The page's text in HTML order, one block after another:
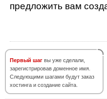
предложить вам
Первый шаг вы уже сделали,
зарегистрировав доменное имя.
Следующими шагами будут заказ
хостинга и создание сайта.